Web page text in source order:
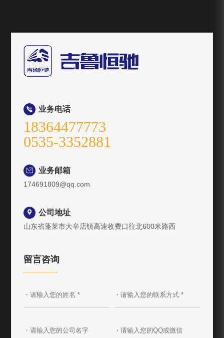
18364477773
0535-3352881
174691809@qq.com
山东省蓬莱市大辛店镇高速收费口往北600米路西